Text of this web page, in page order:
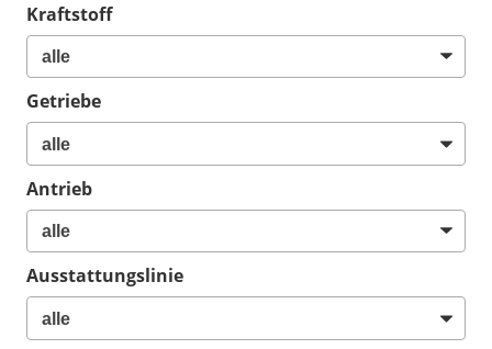
Kraftstoff
Getriebe
Antrieb
Ausstattungslinie